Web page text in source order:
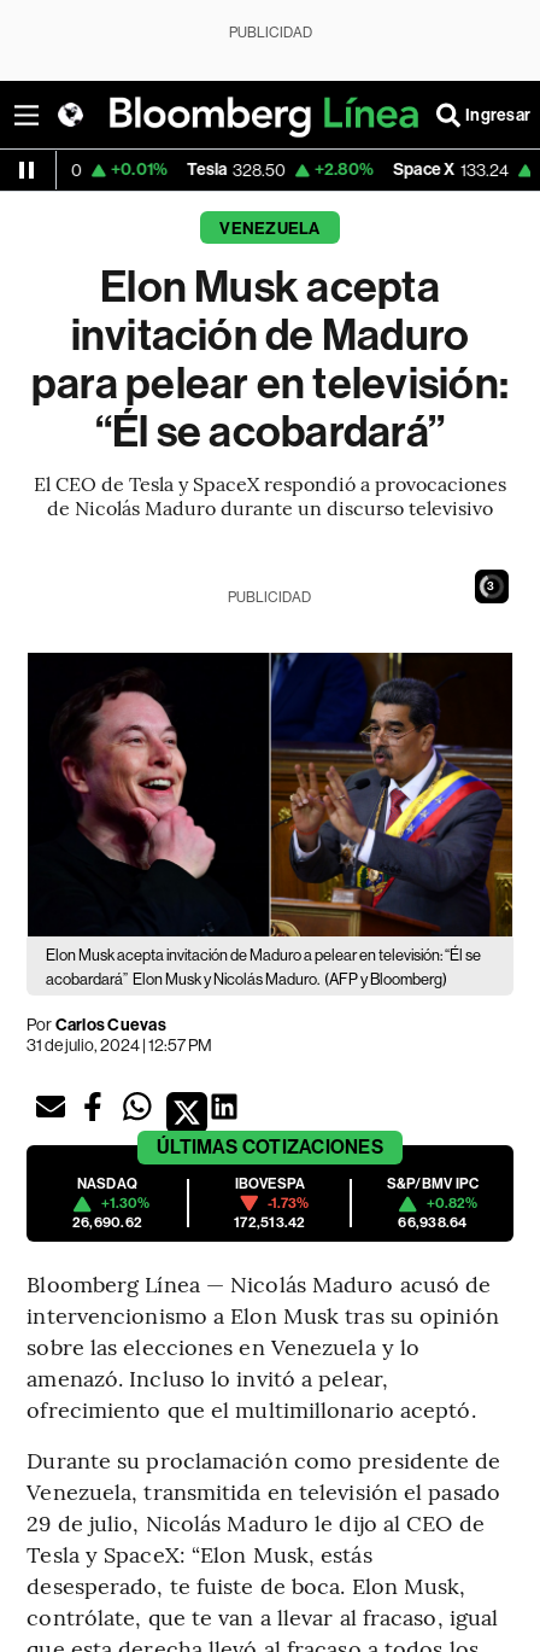
PUBLICIDAD
Ingresar
+0.01% Tesla 328.50 +2.80% Space X 133.24 +16.01%
VENEZUELA
Elon Musk acepta
invitación de Maduro
para pelear en televisión:
“Él se acobardará”
El CEO de Tesla y SpaceX respondió a provocaciones
de Nicolás Maduro durante un discurso televisivo
1
PUBLICIDAD
Elon Musk acepta invitación de Maduro a pelear en televisión: “Él se
acobardará” Elon Musk y Nicolás Maduro. (AFP y Bloomberg)
PorCarlos Cuevas
31 de julio, 2024 | 12:57 PM
ÚLTIMAS COTIZACIONES
NASDAQ
+1.30%
26,690.62
IBOVESPA
-1.73%
172,513.42
S&P/BMV IPC
+0.82%
66,938.64
Bloomberg Línea — Nicolás Maduro acusó de
intervencionismo a Elon Musk tras su opinión
sobre las elecciones en Venezuela y lo
amenazó. Incluso lo invitó a pelear,
ofrecimiento que el multimillonario aceptó.
Durante su proclamación como presidente de
Venezuela, transmitida en televisión el pasado
29 de julio, Nicolás Maduro le dijo al CEO de
Tesla y SpaceX: “Elon Musk, estás
desesperado, te fuiste de boca. Elon Musk,
contrólate, que te van a llevar al fracaso, igual